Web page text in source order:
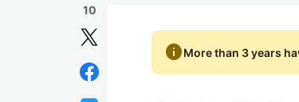
10
infoMore than 3 years